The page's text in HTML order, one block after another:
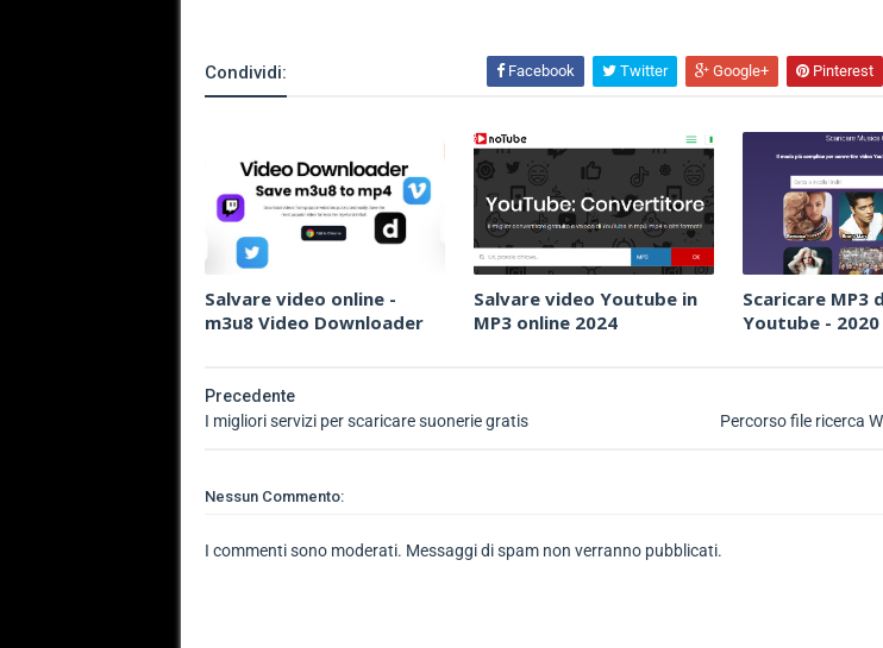
Condividi: Facebook Twitter Google+ Pinterest
Salvare video online -
m3u8 Video Downloader
Salvare video Youtube in
MP3 online 2024
Scaricare MP3
Youtube - 2020
Percorso file ricerca
Precedente
I migliori servizi per scaricare suonerie gratis
Nessun Commento:
I commenti sono moderati. Messaggi di spam non verranno pubblicati.